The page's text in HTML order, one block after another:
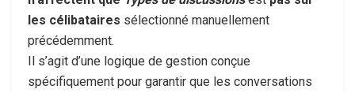
les célibataires sélectionné manuellement
précédemment.
Il s’agit d’une logique de gestion conçue
spécifiquement pour garantir que les conversations